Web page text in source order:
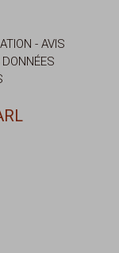
- AVIS